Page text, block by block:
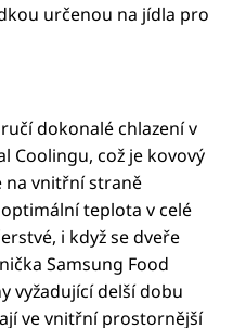
určenou na jídla pro
dokonalé chlazení v
Coolingu, což je kovový
na vnitřní straně
teplota v celé
i když se dveře
Samsung Food
vyžadující delší dobu
ve vnitřní prostornější